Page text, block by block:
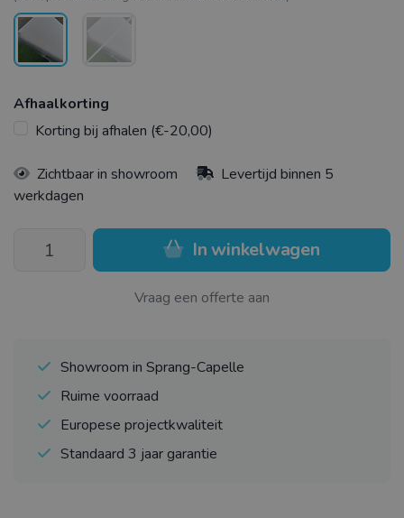
Afhaalkorting
Korting bij afhalen (€-20,00)
Zichtbaar in showroom
Levertijd binnen 5
werkdagen
In winkelwagen
Vraag een offerte aan
Showroom in Sprang-Capelle
Ruime voorraad
Europese projectkwaliteit
Standaard 3 jaar garantie